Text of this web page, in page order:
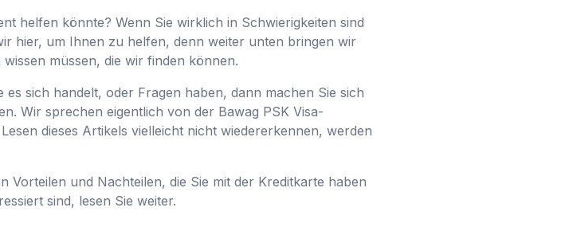
helfen könnte? Wenn Sie wirklich in Schwierigkeiten sind
hier, um Ihnen zu helfen, denn weiter unten bringen wir
müssen, die wir finden können.
sich handelt, oder Fragen haben, dann machen Sie sich
Wir sprechen eigentlich von der Bawag PSK Visa-
dieses Artikels vielleicht nicht wiedererkennen, werden
und Nachteilen, die Sie mit der Kreditkarte haben
sind, lesen Sie weiter.